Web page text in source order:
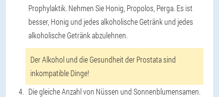
Prophylaktik. Nehmen Sie Honig, Propolos, Perga. Es ist
besser, Honig und jedes alkoholische Getränk und jedes
alkoholische Getränk abzulehnen.
Der Alkohol und die Gesundheit der Prostata sind
inkompatible Dinge!
Die gleiche Anzahl von Nüssen und Sonnenblumensamen.